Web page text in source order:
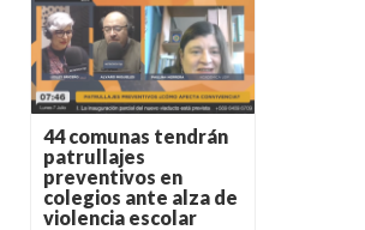
44 comunas tendrán
patrullajes
preventivos en
colegios ante alza de
violencia escolar